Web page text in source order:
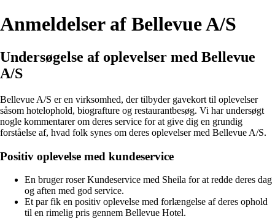
Anmeldelser af Bellevue A/S
Undersøgelse af oplevelser med Bellevue
A/S
Bellevue A/S er en virksomhed, der tilbyder gavekort til oplevelser
såsom hotelophold, biografture og restaurantbesøg. Vi har undersøgt
nogle kommentarer om deres service for at give dig en grundig
forståelse af, hvad folk synes om deres oplevelser med Bellevue A/S.
Positiv oplevelse med kundeservice
En bruger roser Kundeservice med Sheila for at redde deres dag
og aften med god service.
Et par fik en positiv oplevelse med forlængelse af deres ophold
til en rimelig pris gennem Bellevue Hotel.